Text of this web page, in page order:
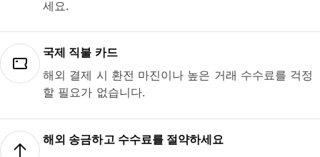
세요.
국제 직불 카드
해외 결제 시 환전 마진이나 높은 거래 수수료를 걱정
할 필요가 없습니다.
해외 송금하고 수수료를 절약하세요